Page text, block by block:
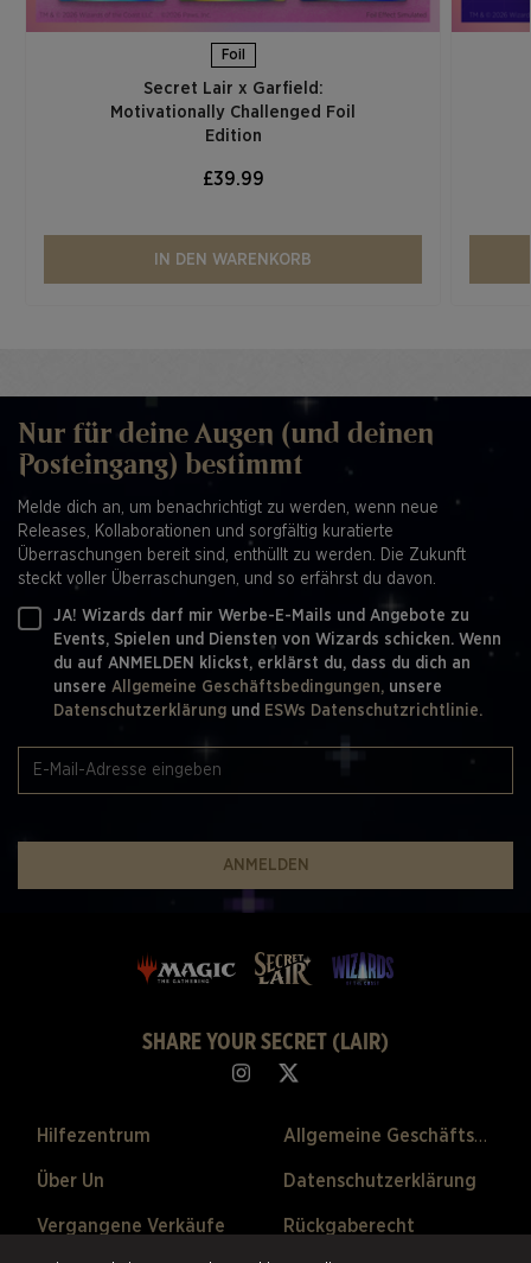
Foil
Secret Lair x Garfield:
Motivationally Challenged Foil
Edition​
£39.99
IN DEN WARENKORB
Nur für deine Augen (und deinen
Posteingang) bestimmt
Melde dich an, um benachrichtigt zu werden, wenn neue
Releases, Kollaborationen und sorgfältig kuratierte
Überraschungen bereit sind, enthüllt zu werden. Die Zukunft
steckt voller Überraschungen, und so erfährst du davon.
JA! Wizards darf mir Werbe-E-Mails und Angebote zu
Events, Spielen und Diensten von Wizards schicken. Wenn
du auf ANMELDEN klickst, erklärst du, dass du dich an
unsere Allgemeine Geschäftsbedingungen, unsere
Datenschutzerklärung und ESWs Datenschutzrichtlinie.
ANMELDEN
SHARE YOUR SECRET (LAIR)
Hilfezentrum
Über Un
Vergangene Verkäufe
Allgemeine Geschäftsbedingungen
Datenschutzerklärung
Rückgaberecht